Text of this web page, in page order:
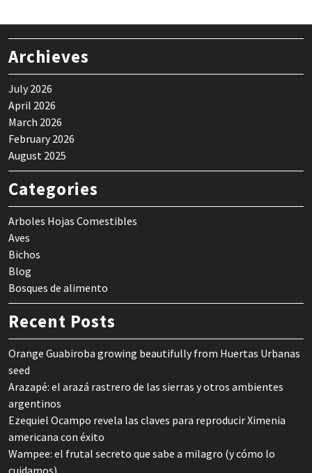
Archieves
July 2026
April 2026
March 2026
February 2026
August 2025
Categories
Arboles Hojas Comestibles
Aves
Bichos
Blog
Bosques de alimento
Recent Posts
Orange Guabiroba growing beautifully from Huertas Urbanas
seed
Arazapé: el arazá rastrero de las sierras y otros ambientes
argentinos
Ezequiel Ocampo revela las claves para reproducir Ximenia
americana con éxito
Wampee: el frutal secreto que sabe a milagro (y cómo lo
cuidamos)